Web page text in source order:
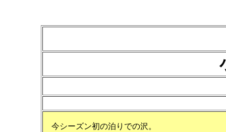
今シーズン初の泊りでの沢。